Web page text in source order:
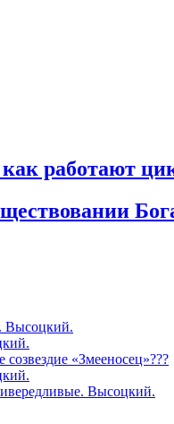
как работают
Высоцкий.
созвездие «Змееносец»???
Высоцкий.